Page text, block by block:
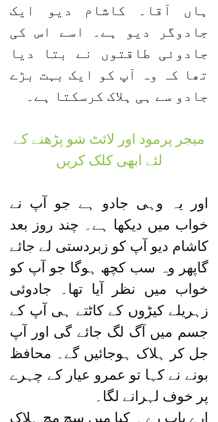
ہاں آقا۔ کاشام دیو ایک
جادوگر دیو ہے۔ اسے اس کی
جادوئی طاقتوں نے بتا دیا
تھا کہ وہ آپ کو ایک بہت بڑے
جادو سے ہی ہلاک کرسکتا ہے۔
میجر پرمود اور لائٹ شو پڑھنے کے
لئے ابھی کلک کریں
اور یہ وہی جادو ہے جو آپ نے
خواب میں دیکھا ہے۔ چند روز بعد
کاشام دیو آپ کو زبردستی لے جائے
گاپھر وہ سب کچھ ہوگا جو آپ کو
خواب میں نظر آیا تھا۔ جادوئی
زہریلے کیڑوں کے کاٹتے ہی آپ کے
جسم میں آگ لگ جائے گی اور آپ
جل کر ہلاک ہوجائیں گے۔ محافظ
بونے نے کہا تو عمرو عیار کے چہرے
پر خوف لہرانے لگا۔
ارے باپ رے ۔ کیا میں سچ مچ ہلاک